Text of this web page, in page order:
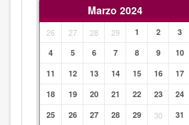
Marzo 2024
26 27 28 29 1 2
3
4
5 6 7 8 9
10
11
12 13 14 15 16
17
18
19 20 21 22 23
24
25
26 27 28 29 30 31